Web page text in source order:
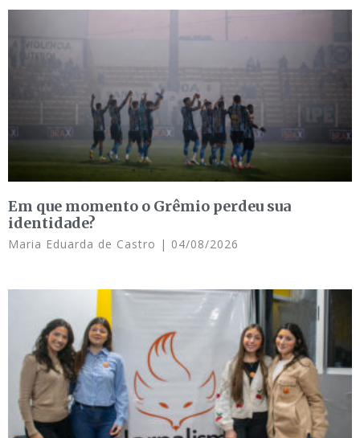
Em que momento o Grêmio perdeu sua
identidade?
Maria Eduarda de Castro 04/08/2026